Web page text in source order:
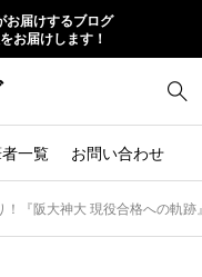
お届けするブログ
お届けします！
一覧 お問い合わせ
！『阪大神大 現役合格への軌